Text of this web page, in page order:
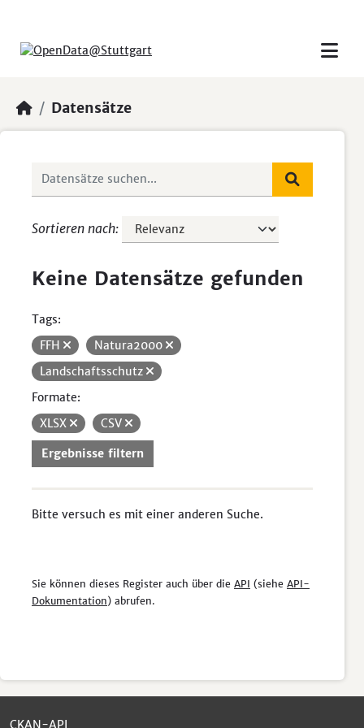
Datensätze
Sortieren nach
Keine Datensätze gefunden
Tags:
FFH
Natura2000
Landschaftsschutz
Formate:
XLSX
CSV
Ergebnisse filtern
Bitte versuch es mit einer anderen Suche.
Sie können dieses Register auch über die API (siehe API-
Dokumentation) abrufen.
CKAN-API